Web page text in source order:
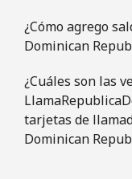
¿Cómo agrego
Dominican
¿Cuáles son las
tarjetas de
Dominican